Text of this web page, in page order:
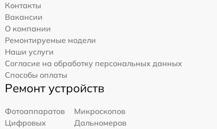
Контакты
Вакансии
О компании
Ремонтируемые модели
Наши услуги
Согласие на обработку персональных данных
Способы оплаты
Ремонт устройств
Фотоаппаратов
Микроскопов
Цифровых
Дальномеров